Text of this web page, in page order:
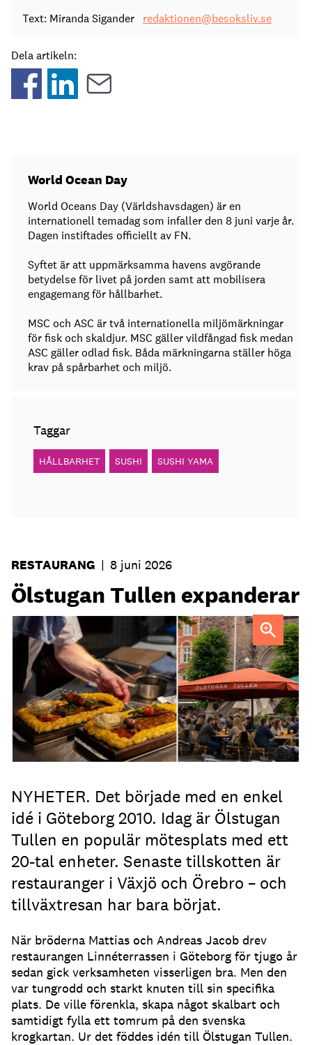
Text: Miranda Sigander redaktionen@besoksliv.se
Dela artikeln:
World Ocean Day
World Oceans Day (Världshavsdagen) är en
internationell temadag som infaller den 8 juni varje år.
Dagen instiftades officiellt av FN.
Syftet är att uppmärksamma havens avgörande
betydelse för livet på jorden samt att mobilisera
engagemang för hållbarhet.
MSC och ASC är två internationella miljömärkningar
för fisk och skaldjur. MSC gäller vildfångad fisk medan
ASC gäller odlad fisk. Båda märkningarna ställer höga
krav på spårbarhet och miljö.
Taggar
HÅLLBARHET SUSHI SUSHI YAMA
RESTAURANG | 8 juni 2026
Ölstugan Tullen expanderar
NYHETER. Det började med en enkel
idé i Göteborg 2010. Idag är Ölstugan
Tullen en populär mötesplats med ett
20-tal enheter. Senaste tillskotten är
restauranger i Växjö och Örebro – och
tillväxtresan har bara börjat.
När bröderna Mattias och Andreas Jacob drev
restaurangen Linnéterrassen i Göteborg för tjugo år
sedan gick verksamheten visserligen bra. Men den
var tungrodd och starkt knuten till sin specifika
plats. De ville förenkla, skapa något skalbart och
samtidigt fylla ett tomrum på den svenska
krogkartan. Ur det föddes idén till Ölstugan Tullen.